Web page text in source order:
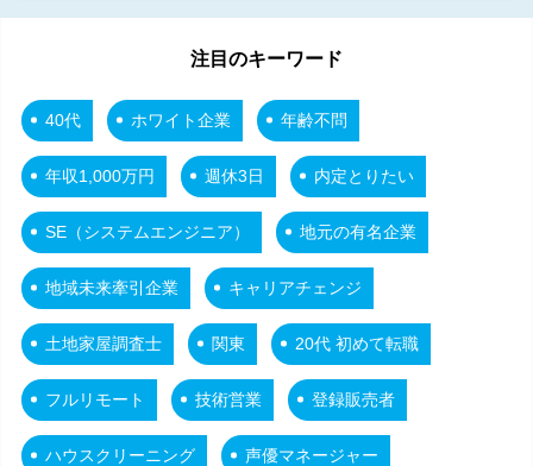
注目のキーワード
40代 ホワイト企業 年齢不問
年収1,000万円 週休3日 内定とりたい
SE（システムエンジニア） 地元の有名企業
地域未来牽引企業 キャリアチェンジ
土地家屋調査士 関東 20代 初めて転職
フルリモート 技術営業 登録販売者
ハウスクリーニング 声優マネージャー